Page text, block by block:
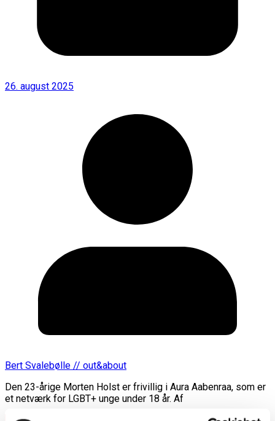
26. august 2025
Bert Svalebølle // out&about
Den 23-årige Morten Holst er frivillig i Aura Aabenraa, som er
et netværk for LGBT+ unge under 18 år. Af